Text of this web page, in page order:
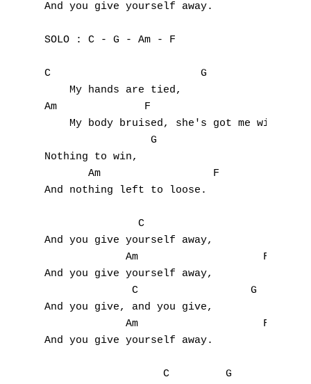
And you give yourself away.
SOLO : C - G - Am - F
C                        G
    My hands are tied,
Am              F
    My body bruised, she's got me with.
                 G
Nothing to win,
       Am                  F
And nothing left to loose.
               C                     G
And you give yourself away,
             Am                    F
And you give yourself away,
              C                  G
And you give, and you give,
             Am                    F
And you give yourself away.
                   C         G